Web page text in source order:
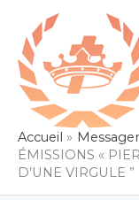
contenu
Accueil
Messager
ÉMISSIONS «
D’UNE VIRGULE ”